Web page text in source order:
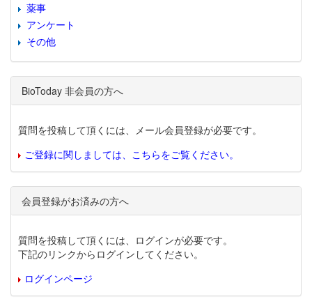
薬事
アンケート
その他
BioToday 非会員の方へ
質問を投稿して頂くには、メール会員登録が必要です。
ご登録に関しましては、こちらをご覧ください。
会員登録がお済みの方へ
質問を投稿して頂くには、ログインが必要です。
下記のリンクからログインしてください。
ログインページ